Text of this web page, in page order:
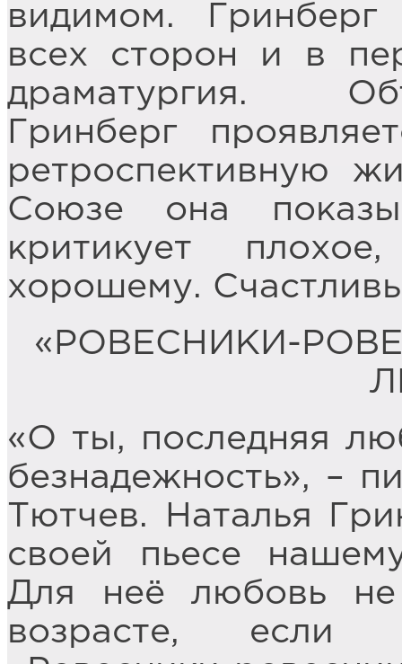
видимом.
всех сторон и в
драматургия.
Гринберг
ретроспективную
Союзе она
критикует
хорошему.
«РОВЕСНИКИ-
«О ты, последняя
безнадежность», –
Тютчев. Наталья
своей пьесе
Для неё любовь
возрасте, если